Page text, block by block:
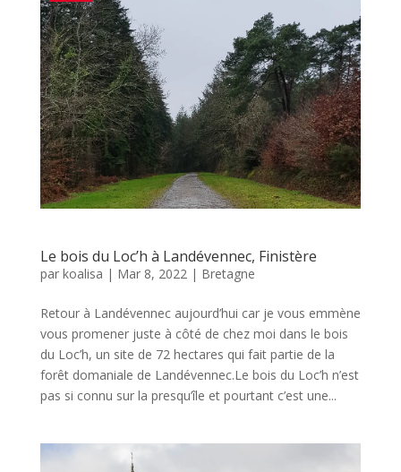
Le bois du Loc’h à Landévennec, Finistère
par koalisa | Mar 8, 2022| Bretagne
Retour à Landévennec aujourd’hui car je vous emmène
vous promener juste à côté de chez moi dans le bois
du Loc’h, un site de 72 hectares qui fait partie de la
forêt domaniale de Landévennec.Le bois du Loc’h n’est
pas si connu sur la presqu’île et pourtant c’est une...